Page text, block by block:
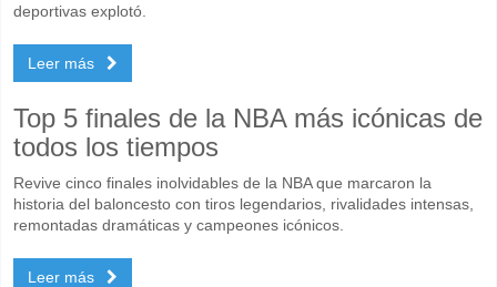
deportivas explotó.
Leer más
Top 5 finales de la NBA más icónicas de
todos los tiempos
Revive cinco finales inolvidables de la NBA que marcaron la
historia del baloncesto con tiros legendarios, rivalidades intensas,
remontadas dramáticas y campeones icónicos.
Leer más